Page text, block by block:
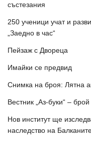
състезания
250 ученици учат и
„Заедно в час“
Пейзаж с Двореца
Имайки се предвид
Снимка на броя: Лятна
Вестник „Аз-буки“ –
Нов институт ще
наследство на